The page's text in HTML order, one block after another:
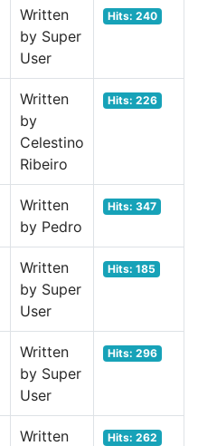
Written
by Super
User
Hits: 240
Written
by
Celestino
Ribeiro
Hits: 226
Written
by Pedro
Hits: 347
Written
by Super
User
Hits: 185
Written
by Super
User
Hits: 296
Written
Hits: 262